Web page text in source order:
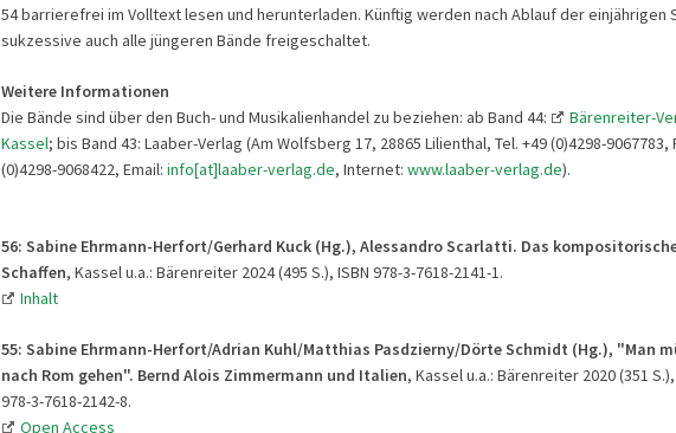
54 barrierefrei im Volltext lesen und herunterladen. Künftig werden nach Ablauf der einjährigen
sukzessive auch alle jüngeren Bände freigeschaltet.
Weitere Informationen
Die Bände sind über den Buch- und Musikalienhandel zu beziehen: ab Band 44:
Bärenreiter-
Kassel; bis Band 43: Laaber-Verlag (Am Wolfsberg 17, 28865 Lilienthal, Tel. +49 (0)4298-9067783,
(0)4298-9068422, Email: info[at]laaber-verlag.de, Internet: www.laaber-verlag.de).
56: Sabine Ehrmann-Herfort/Gerhard Kuck (Hg.), Alessandro Scarlatti. Das
Schaffen, Kassel u.a.: Bärenreiter 2024 (495 S.), ISBN 978-3-7618-2141-1.
Inhalt
55: Sabine Ehrmann-Herfort/Adrian Kuhl/Matthias Pasdzierny/Dörte Schmidt (Hg.), "Man
nach Rom gehen". Bernd Alois Zimmermann und Italien, Kassel u.a.: Bärenreiter 2020 (351 S.),
978-3-7618-2142-8.
Open Access